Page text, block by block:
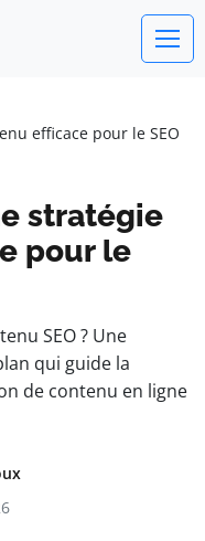
efficace pour le SEO
stratégie
pour le
SEO ? Une
qui guide la
de contenu en ligne